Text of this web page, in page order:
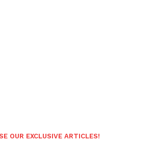
OUR EXCLUSIVE ARTICLES!